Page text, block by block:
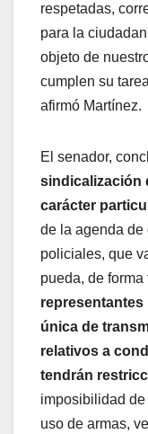
respetadas,
para la
objeto de
cumplen su
afirmó Martínez.
El senador,
sindicalización
carácter
de la agenda de
policiales, que
pueda, de forma
representantes
única de
relativos a
tendrán
imposibilidad de
uso de armas,